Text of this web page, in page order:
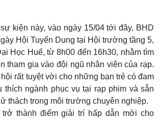
kiện này, vào ngày 15/04 tới đây, BHD
Hội Tuyển Dụng tại Hội trường tầng 5,
Học Huế, từ 8h00 đến 16h30, nhằm tìm
tham gia vào đội ngũ nhân viên của rạp.
rất tuyệt vời cho những bạn trẻ có đam
thích ngành phục vụ tại rạp phim và sẵn
thách trong môi trường chuyên nghiệp.
thành điểm giải trí hấp dẫn mới cho